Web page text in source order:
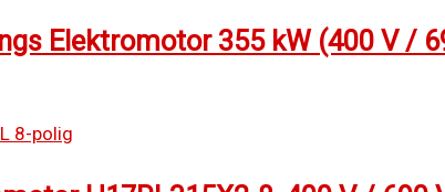
Elektromotor 355 kW (400 V /